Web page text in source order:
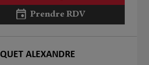
Prendre RDV
ALEXANDRE